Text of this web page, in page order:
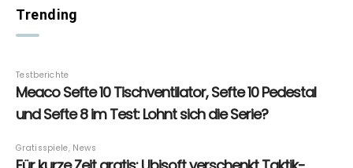
Trending